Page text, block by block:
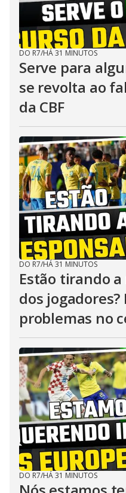
DO R7/HÁ 31 MINUTOS
Serve para
se revolta ao
da CBF
DO R7/HÁ 31 MINUTOS
Estão tirando
dos jogadores?
problemas no
DO R7/HÁ 31 MINUTOS